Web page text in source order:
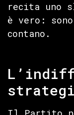
recita uno
è vero:
contano.